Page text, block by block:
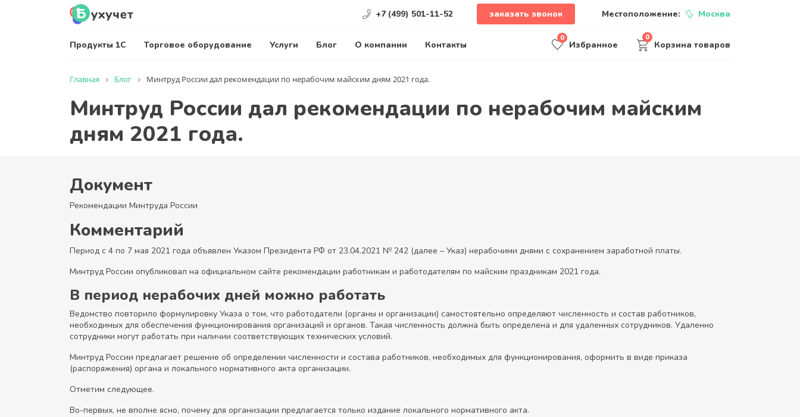
+7 (499) 501-11-52 заказать звонок Местоположение: Москва
Продукты 1С Торговое оборудование Услуги Блог О компании Контакты Избранное
0
Корзина товаров
0
Главная Блог Минтруд России дал рекомендации по нерабочим майским дням 2021 года.
Минтруд России дал рекомендации по нерабочим майским
дням 2021 года.
Документ
Рекомендации Минтруда России
Комментарий
Период с 4 по 7 мая 2021 года объявлен Указом Президента РФ от 23.04.2021 № 242 (далее – Указ) нерабочими днями с сохранением заработной платы.
Минтруд России опубликовал на официальном сайте рекомендации работникам и работодателям по майским праздникам 2021 года.
В период нерабочих дней можно работать
Ведомство повторило формулировку Указа о том, что работодатели (органы и организации) самостоятельно определяют численность и состав работников,
необходимых для обеспечения функционирования организаций и органов. Такая численность должна быть определена и для удаленных сотрудников. Удаленно
сотрудники могут работать при наличии соответствующих технических условий.
Минтруд России предлагает решение об определении численности и состава работников, необходимых для функционирования, оформить в виде приказа
(распоряжения) органа и локального нормативного акта организации.
Отметим следующее.
Во-первых, не вполне ясно, почему для организации предлагается только издание локального нормативного акта.